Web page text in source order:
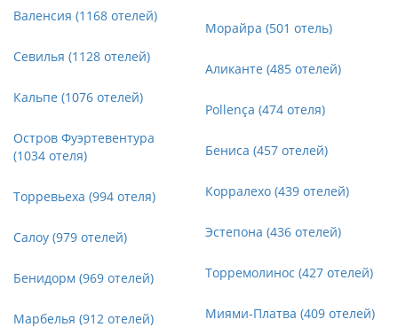
Валенсия (1168 отелей)
Севилья (1128 отелей)
Кальпе (1076 отелей)
Остров Фуэртевентура
(1034 отеля)
Торревьеха (994 отеля)
Салоу (979 отелей)
Бенидорм (969 отелей)
Марбелья (912 отелей)
Морайра (501 отель)
Аликанте (485 отелей)
Pollença (474 отеля)
Бениса (457 отелей)
Корралехо (439 отелей)
Эстепона (436 отелей)
Торремолинос (427 отелей)
Миями-Платва (409 отелей)